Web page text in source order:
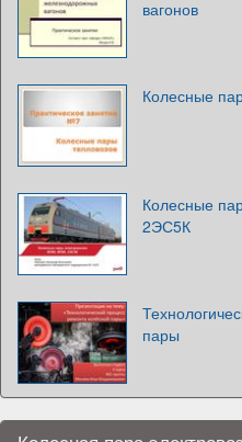
вагонов
Колесные
Колесные
2ЭС5К
пары